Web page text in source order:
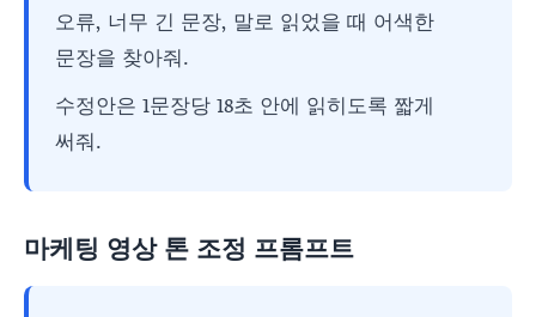
오류, 너무 긴 문장, 말로 읽었을 때 어색한
문장을 찾아줘.
수정안은 1문장당 18초 안에 읽히도록 짧게
써줘.
마케팅 영상 톤 조정 프롬프트